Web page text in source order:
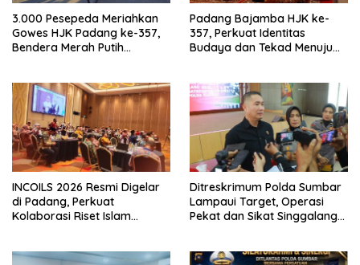
3.000 Pesepeda Meriahkan
Gowes HJK Padang ke-357,
Bendera Merah Putih
Padang Bajamba HJK ke-
357, Perkuat Identitas
Budaya dan Tekad Menuju
INCOILS 2026 Resmi Digelar
di Padang, Perkuat
Kolaborasi Riset Islam
Ditreskrimum Polda Sumbar
Lampaui Target, Operasi
Pekat dan Sikat Singgalang